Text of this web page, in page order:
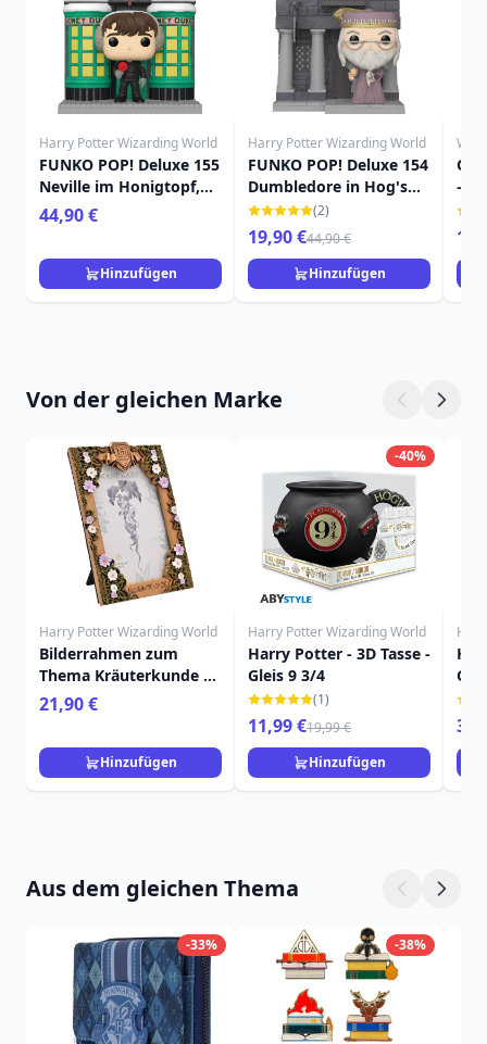
Harry Potter Wizarding World
FUNKO POP! Deluxe 155
Neville im Honigtopf,
Hogsmeade – Harry
Potter und die Kammer
Jubiläum
44,90 €
Hinzufügen
Harry Potter Wizarding World
FUNKO POP! Deluxe 154
Dumbledore in Hog's
Head, Hogsmeade –
Harry Potter und die
Kammer des
Schreckens – Jubiläum
(2)
19,90 €44,90 €
Hinzufügen
–
Von der gleichen Marke
Harry Potter Wizarding World
Bilderrahmen zum
Thema Kräuterkunde –
Harry Potter
21,90 €
Hinzufügen
-40%
Harry Potter Wizarding World
Harry Potter - 3D Tasse -
Gleis 9 3/4
(1)
11,99 €19,99 €
Hinzufügen
Aus dem gleichen Thema
-33% -38%